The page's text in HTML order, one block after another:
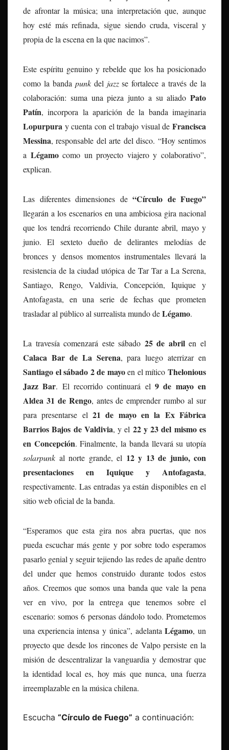
de afrontar la música; una interpretación que, aunque
hoy esté más refinada, sigue siendo cruda, visceral y
propia de la escena en la que nacimos”.
Este espíritu genuino y rebelde que los ha posicionado
como la banda punkdel jazzse fortalece a través de la
colaboración: suma una pieza junto a su aliado Pato
Patín, incorpora la aparición de la banda imaginaria
Lopurpura y cuenta con el trabajo visual de Francisca
Messina, responsable del arte del disco. “Hoy sentimos
a Légamocomo un proyecto viajero y colaborativo”,
explican.
Las diferentes dimensiones de “Círculo de Fuego”
llegarán a los escenarios en una ambiciosa gira nacional
que los tendrá recorriendo Chile durante abril, mayo y
junio. El sexteto dueño de delirantes melodías de
bronces y densos momentos instrumentales llevará la
resistencia de la ciudad utópica de Tar Tar a La Serena,
Santiago, Rengo, Valdivia, Concepción, Iquique y
Antofagasta, en una serie de fechas que prometen
trasladar al público al surrealista mundo deLégamo.
La travesía comenzará este sábado 25 de abrilen el
Calaca Bar de La Serena, para luego aterrizar en
Santiago el sábado 2 de mayoen el míticoThelonious
Jazz Bar. El recorrido continuará el9 de mayo en
Aldea 31 de Rengo, antes de emprender rumbo al sur
para presentarse el 21 de mayo en la Ex Fábrica
Barrios Bajos de Valdivia, y el 22 y 23 del mismo es
en Concepción. Finalmente, la banda llevará su utopía
solarpunk al norte grande, el 12 y 13 de junio, con
presentaciones en Iquique y Antofagasta,
respectivamente. Las entradas ya están disponibles en el
sitio web oficial de la banda.
“Esperamos que esta gira nos abra puertas, que nos
pueda escuchar más gente y por sobre todo esperamos
pasarlo genial y seguir tejiendo las redes de apañe dentro
del under que hemos construido durante todos estos
años. Creemos que somos una banda que vale la pena
ver en vivo, por la entrega que tenemos sobre el
escenario: somos 6 personas dándolo todo. Prometemos
una experiencia intensa y única”, adelantaLégamo, un
proyecto que desde los rincones de Valpo persiste en la
misión de descentralizar la vanguardia y demostrar que
la identidad local es, hoy más que nunca, una fuerza
irreemplazable en la música chilena.
Escucha “Círculo de Fuego” a continuación: